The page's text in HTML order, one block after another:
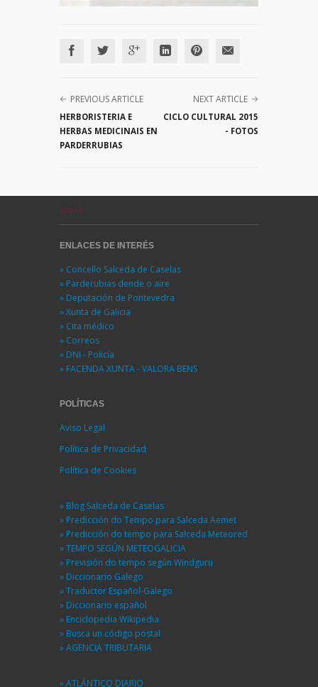
PREVIOUS ARTICLE
HERBORISTERIA E
HERBAS MEDICINAIS EN
PARDERRUBIAS
NEXT ARTICLE
CICLO CULTURAL 2015
- FOTOS
Xunco
ENLACES DE INTERÉS
» Concello Salceda de Caselas
» Parderubias dende o aire
» Deputación de Pontevedra
» Xunta de Galicia
» Cita médico
» Correos
» DNI - Policía
» FACENDA XUNTA - VALORA BENS
POLÍTICAS
Aviso Legal
Política de Privacidad
Política de Cookies
» Blog Salceda de Caselas
» Predicción do Tempo para Salceda Aemet
» Predicción do tempo para Salceda Meteored
» TEMPO SEGÚN METEOGALICIA
» Previsión do tempo según Windguru
» Diccionario Galego
» Traductor Español-Galego
» Diccionario español
» Enciclopedia Wikipedia
» Busca un código postal
» AGENCIA TRIBUTARIA
» ATLÁNTICO DIARIO